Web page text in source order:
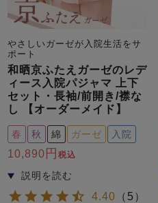
やさしいガーゼが入院生活をサ
ポート
和晒京ふたえガーゼのレデ
ィース入院パジャマ 上下
セット・長袖/前開き/襟な
し 【オーダーメイド】
春 秋 綿 ガーゼ 入院
10,890 税込
4.40 （ 5 ）